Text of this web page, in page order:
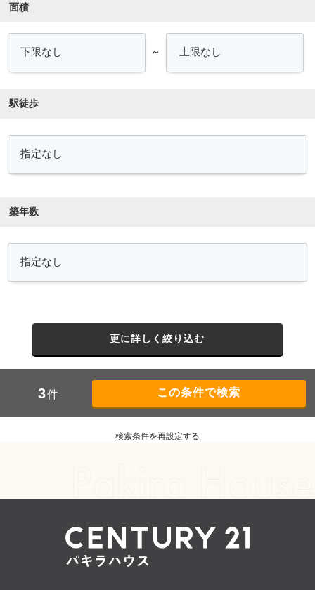
面積
～
駅徒歩
築年数
更に詳しく絞り込む
3件
検索条件を再設定する